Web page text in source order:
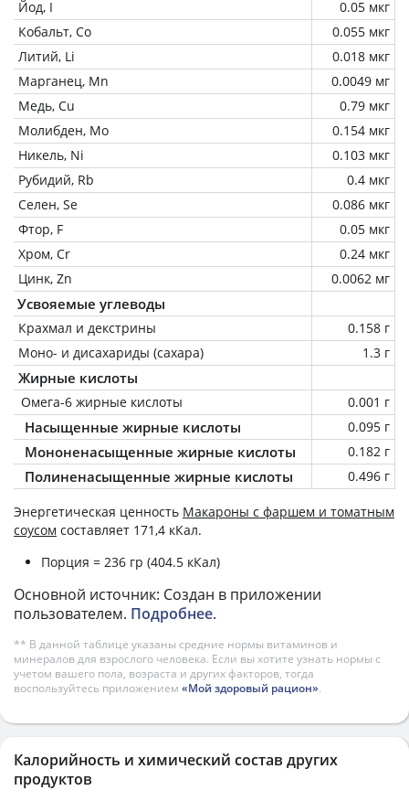
Йод, I
0.05 мкг
Кобальт, Co
0.055 мкг
Литий, Li
0.018 мкг
Марганец, Mn
0.0049 мг
Медь, Cu
0.79 мкг
Молибден, Mo
0.154 мкг
Никель, Ni
0.103 мкг
Рубидий, Rb
0.4 мкг
Селен, Se
0.086 мкг
Фтор, F
0.05 мкг
Хром, Cr
0.24 мкг
Цинк, Zn
0.0062 мг
Усвояемые углеводы
Крахмал и декстрины
0.158 г
Моно- и дисахариды (сахара)
1.3 г
Жирные кислоты
Омега-6 жирные кислоты 0.001 г
Насыщенные жирные кислоты 0.095 г
Мононенасыщенные жирные кислоты 0.182 г
Полиненасыщенные жирные кислоты 0.496 г
Энергетическая ценность Макароны с фаршем и томатным
соусом составляет 171,4 кКал.
Порция = 236 гр (404.5 кКал)
Основной источник: Создан в приложении
пользователем. Подробнее.
** В данной таблице указаны средние нормы витаминов и
минералов для взрослого человека. Если вы хотите узнать нормы с
учетом вашего пола, возраста и других факторов, тогда
воспользуйтесь приложением «Мой здоровый рацион».
Калорийность и химический состав других
продуктов